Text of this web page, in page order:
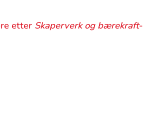
etter Skaperverk og bærekraft-